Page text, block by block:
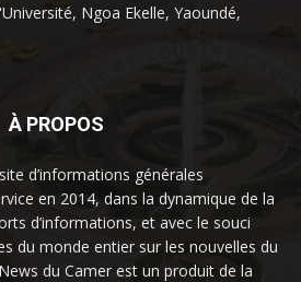
Ngoa Ekelle, Yaoundé,
À PROPOS
d’informations générales
en 2014, dans la dynamique de la
d’informations, et avec le souci
du monde entier sur les nouvelles du
du Camer est un produit de la